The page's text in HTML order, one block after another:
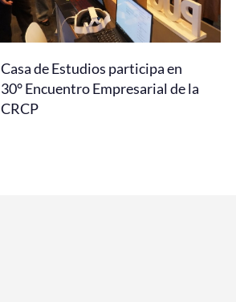
Casa de Estudios participa en
30° Encuentro Empresarial de la
CRCP